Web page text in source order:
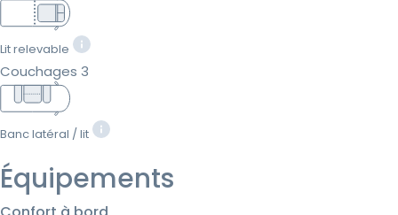
Lit relevable
Couchages 3
Banc latéral / lit
Équipements